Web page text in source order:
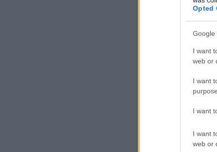
Opted
Google
I want
web or
I want
I want
I want
web or